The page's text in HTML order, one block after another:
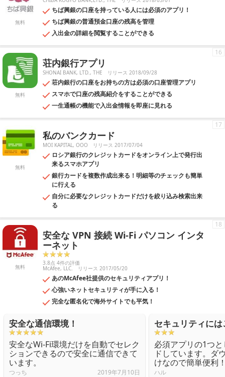
無料
ちば興銀の口座を持っている人には必須のアプリ！
ちば興銀の普通預金口座の残高を管理
入出金の詳細を閲覧することができる
無料
荘内銀行アプリ
SHONAI BANK, LTD., THE リリース 2018/09/28
荘内銀行の口座をお持ちの方は必須の口座管理アプリ
スマホで口座の残高紹介をすることができる
一生通帳の機能で入出金情報を即座に見れる
16
無料
私のバンクカード
MOI KAPITAL, OOO リリース 2017/07/04
ロシア銀行のクレジットカードをオンライン上で発行出
来るスマホアプリ
銀行カードを複数作成出来る！明細等のチェックも簡単
に行える
自分に必要なクレジットカードだけを絞り込み検索出来
る
17
無料
安全な VPN 接続 Wi-Fi パソコン インタ
ーネット
3.8点 4件の評価
McAfee, LLC. リリース 2017/05/20
あのMcAfee社提供のセキュリティアプリ！
心強いネットセキュリティが手に入る！
完全な匿名化で海外サイトでも平気！
18
安全な通信環境！
安全なWi-Fi環境だけを自動でセレク
ションできるので安全に通信できて
います。
つっち 2019年7月10日
セキュリティには
必須アプリの1つ
ドしています。ダ
けなので簡単便利
ハル